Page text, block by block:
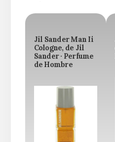
Jil Sander Man Ii
Cologne, de Jil
Sander · Perfume
de Hombre